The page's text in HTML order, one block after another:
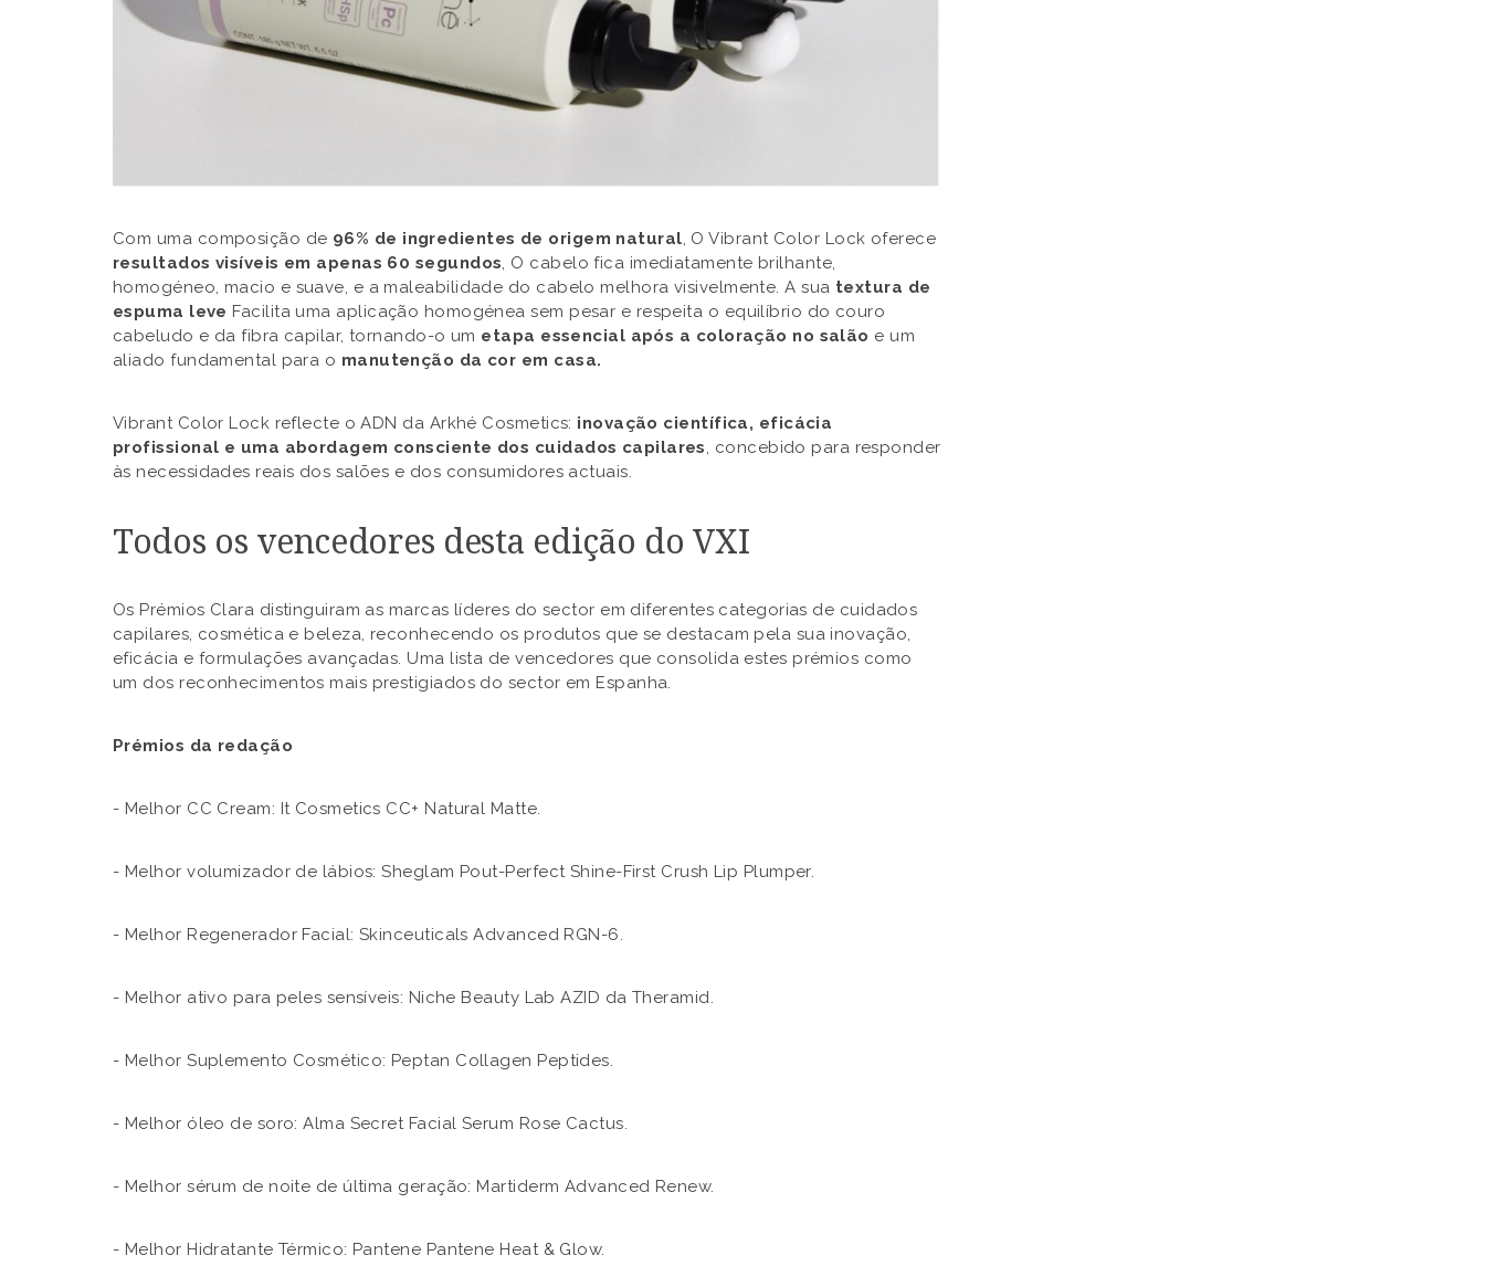
Com uma composição de 96% de ingredientes de origem natural, O Vibrant Color Lock oferece
resultados visíveis em apenas 60 segundos, O cabelo fica imediatamente brilhante,
homogéneo, macio e suave, e a maleabilidade do cabelo melhora visivelmente. A sua textura de
espuma leve Facilita uma aplicação homogénea sem pesar e respeita o equilíbrio do couro
cabeludo e da fibra capilar, tornando-o um etapa essencial após a coloração no salão e um
aliado fundamental para o manutenção da cor em casa.
Vibrant Color Lock reflecte o ADN da Arkhé Cosmetics: inovação científica, eficácia
profissional e uma abordagem consciente dos cuidados capilares, concebido para responder
às necessidades reais dos salões e dos consumidores actuais.
Todos os vencedores desta edição do VXI
Os Prémios Clara distinguiram as marcas líderes do sector em diferentes categorias de cuidados
capilares, cosmética e beleza, reconhecendo os produtos que se destacam pela sua inovação,
eficácia e formulações avançadas. Uma lista de vencedores que consolida estes prémios como
um dos reconhecimentos mais prestigiados do sector em Espanha.
Prémios da redação
- Melhor CC Cream: It Cosmetics CC+ Natural Matte.
- Melhor volumizador de lábios: Sheglam Pout-Perfect Shine-First Crush Lip Plumper.
- Melhor Regenerador Facial: Skinceuticals Advanced RGN-6.
- Melhor ativo para peles sensíveis: Niche Beauty Lab AZID da Theramid.
- Melhor Suplemento Cosmético: Peptan Collagen Peptides.
- Melhor óleo de soro: Alma Secret Facial Serum Rose Cactus.
- Melhor sérum de noite de última geração: Martiderm Advanced Renew.
- Melhor Hidratante Térmico: Pantene Pantene Heat & Glow.